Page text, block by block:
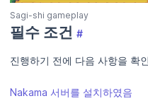
Sagi-shi gameplay
필수 조건 #
진행하기 전에 다음 사항을 확
Nakama 서버를 설치하였음